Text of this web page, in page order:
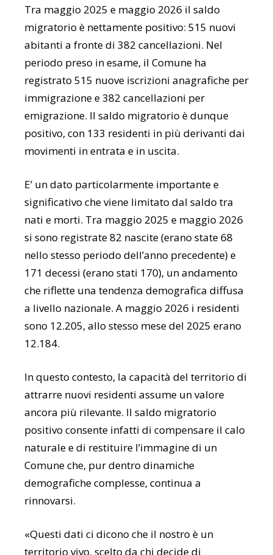
Tra maggio 2025 e maggio 2026 il saldo
migratorio è nettamente positivo: 515 nuovi
abitanti a fronte di 382 cancellazioni. Nel
periodo preso in esame, il Comune ha
registrato 515 nuove iscrizioni anagrafiche per
immigrazione e 382 cancellazioni per
emigrazione. Il saldo migratorio è dunque
positivo, con 133 residenti in più derivanti dai
movimenti in entrata e in uscita.
E’ un dato particolarmente importante e
significativo che viene limitato dal saldo tra
nati e morti. Tra maggio 2025 e maggio 2026
si sono registrate 82 nascite (erano state 68
nello stesso periodo dell’anno precedente) e
171 decessi (erano stati 170), un andamento
che riflette una tendenza demografica diffusa
a livello nazionale. A maggio 2026 i residenti
sono 12.205, allo stesso mese del 2025 erano
12.184.
In questo contesto, la capacità del territorio di
attrarre nuovi residenti assume un valore
ancora più rilevante. Il saldo migratorio
positivo consente infatti di compensare il calo
naturale e di restituire l’immagine di un
Comune che, pur dentro dinamiche
demografiche complesse, continua a
rinnovarsi.
«Questi dati ci dicono che il nostro è un
territorio vivo, scelto da chi decide di